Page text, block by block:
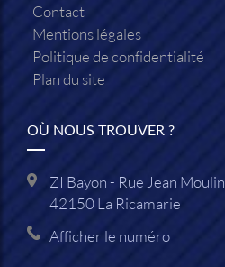
Contact
Mentions légales
Politique de confidentialité
Plan du site
OÙ NOUS TROUVER ?
ZI Bayon - Rue Jean Moulin
42150La Ricamarie
Afficher le numéro